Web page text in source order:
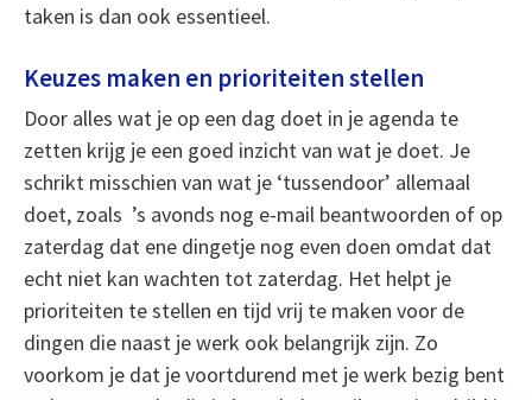
taken is dan ook essentieel.
Keuzes maken en prioriteiten stellen
Door alles wat je op een dag doet in je agenda te
zetten krijg je een goed inzicht van wat je doet. Je
schrikt misschien van wat je ‘tussendoor’ allemaal
doet, zoals ’s avonds nog e-mail beantwoorden of op
zaterdag dat ene dingetje nog even doen omdat dat
echt niet kan wachten tot zaterdag. Het helpt je
prioriteiten te stellen en tijd vrij te maken voor de
dingen die naast je werk ook belangrijk zijn. Zo
voorkom je dat je voortdurend met je werk bezig bent